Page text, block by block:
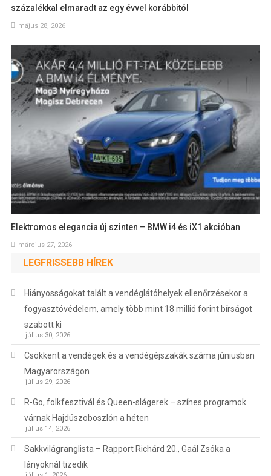
százalékkal elmaradt az egy évvel korábbitól
május 28, 2026
Elektromos elegancia új szinten – BMW i4 és iX1 akcióban
március 27, 2026
LEGFRISSEBB HÍREK
Hiányosságokat talált a vendéglátóhelyek ellenőrzésekor a
fogyasztóvédelem, amely több mint 18 millió forint bírságot
szabott ki
július 30, 2026
Csökkent a vendégek és a vendégéjszakák száma júniusban
Magyarországon
július 29, 2026
R-Go, folkfesztivál és Queen-slágerek – színes programok
várnak Hajdúszoboszlón a héten
július 14, 2026
Sakkvilágranglista – Rapport Richárd 20., Gaál Zsóka a
lányoknál tizedik